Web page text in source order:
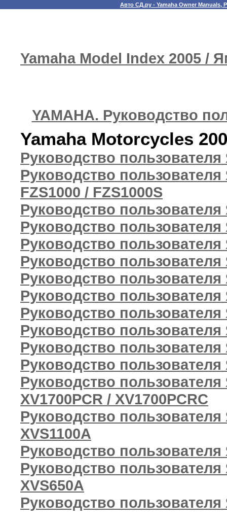
Авто СД.ру - Yamaha Owner Manuals,
Yamaha Model Index 2005 /
YAMAHA. Руководство
Yamaha Motorcycles
Руководство
Руководство пользователя
FZS1000 / FZS1000S
Руководство
Руководство
Руководство
Руководство
Руководство
Руководство
Руководство
Руководство
Руководство пользователя
Руководство
Руководство
XV1700PCR / XV1700PCRC
Руководство
XVS1100A
Руководство
Руководство
XVS650A
Руководство